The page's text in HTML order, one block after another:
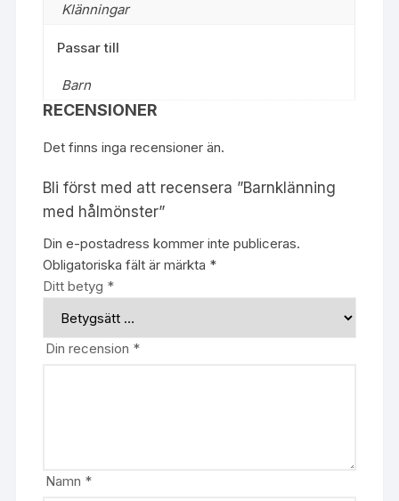
Klänningar
Passar till
Barn
RECENSIONER
Det finns inga recensioner än.
Bli först med att recensera ”Barnklänning
med hålmönster”
Din e-postadress kommer inte publiceras.
Obligatoriska fält är märkta *
Ditt betyg *
Din recension *
Namn *